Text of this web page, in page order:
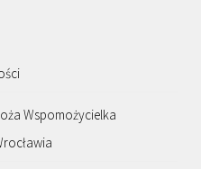
Wspomożycielka